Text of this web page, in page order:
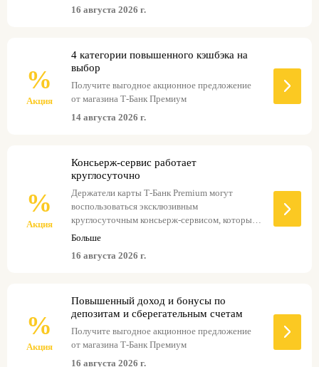
16 августа 2026 г.
%
Акция
4 категории повышенного кэшбэка на
выбор
Получите выгодное акционное предложение
от магазина Т-Банк Премиум
14 августа 2026 г.
%
Акция
Консьерж-сервис работает
круглосуточно
Держатели карты Т-Банк Premium могут
воспользоваться эксклюзивным
круглосуточным консьерж-сервисом, который
поможет решить различные бытовые и
включает помощь с экстренным авторемонтом,
Кроме того, специалисты сервиса помогут
забронировать столики в ресторанах, билеты
на мероприятия, отели или авиаперелеты,
учитывая все пожелания клиента. Консьерж
Больше
16 августа 2026 г.
%
Акция
Повышенный доход и бонусы по
депозитам и сберегательным счетам
Получите выгодное акционное предложение
от магазина Т-Банк Премиум
16 августа 2026 г.